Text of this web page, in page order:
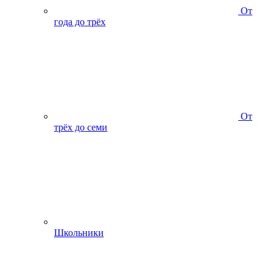
От
года до трёх
От
трёх до семи
Школьники